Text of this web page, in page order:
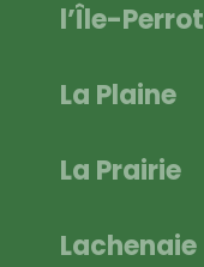
l’Île-Perrot
La Plaine
La Prairie
Lachenaie